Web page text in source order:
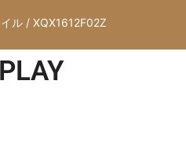
ル / XQX1612F02Z